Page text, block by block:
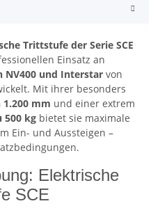
Trittstufe der Serie SCE
Einsatz an
NV400 und Interstar von
Mit ihrer besonders
mm und einer extrem
500 kg bietet sie maximale
Ein- und Aussteigen –
Elektrische
SCE